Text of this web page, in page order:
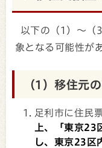
以下の（1）～（
象となる可能性が
（1）移住元
足利市に住民
上、「東京23
し、東京23区